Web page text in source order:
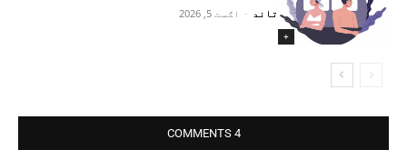
+
تاند - اګست 5, 2026
4 COMMENTS